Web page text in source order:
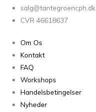
salg@tantegroencph.dk
CVR 46618637
Om Os
Kontakt
FAQ
Workshops
Handelsbetingelser
Nyheder